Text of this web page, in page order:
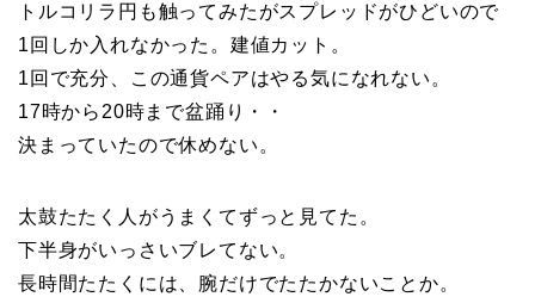
トルコリラ円も触ってみたがスプレッドがひどいので
1回しか入れなかった。建値カット。
1回で充分、この通貨ペアはやる気になれない。
17時から20時まで盆踊り・・
決まっていたので休めない。
太鼓たたく人がうまくてずっと見てた。
下半身がいっさいブレてない。
長時間たたくには、腕だけでたたかないことか。